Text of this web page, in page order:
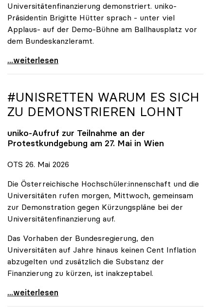
Universitätenfinanzierung demonstriert. uniko-
Präsidentin Brigitte Hütter sprach - unter viel
Applaus- auf der Demo-Bühne am Ballhausplatz vor
dem Bundeskanzleramt.
\"Wir nehmen es nicht hin\": Rede von
...weiterlesen
#UNISRETTEN WARUM ES SICH
ZU DEMONSTRIEREN LOHNT
uniko-Aufruf zur Teilnahme an der
Protestkundgebung am 27. Mai in Wien
OTS 26. Mai 2026
Die Österreichische Hochschüler:innenschaft und die
Universitäten rufen morgen, Mittwoch, gemeinsam
zur Demonstration gegen Kürzungspläne bei der
Universitätenfinanzierung auf.
Das Vorhaben der Bundesregierung, den
Universitäten auf Jahre hinaus keinen Cent Inflation
abzugelten und zusätzlich die Substanz der
Finanzierung zu kürzen, ist inakzeptabel.
#UnisRetten Warum es sich zu demonstrieren lohnt
...weiterlesen